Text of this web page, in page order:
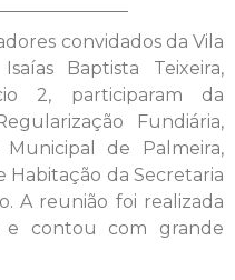
convidados da Vila
Baptista Teixeira,
2, participaram da
Fundiária,
de Palmeira,
da Secretaria
A reunião foi realizada
e contou com grande